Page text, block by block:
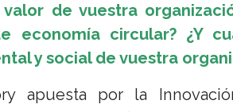
valor de vuestra
economía circular? ¿Y
y social de vuestra
apuesta por la